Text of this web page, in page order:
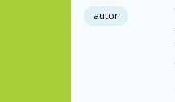
autor